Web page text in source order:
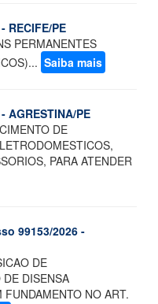
RECIFE/PE
PERMANENTES
Saiba mais
AGRESTINA/PE
DE
PARA ATENDER
99153/2026 -
DE
DISENSA
NO ART.